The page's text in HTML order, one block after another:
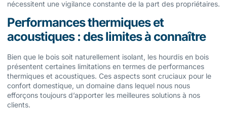
nécessitent une vigilance constante de la part des propriétaires.
Performances thermiques et
acoustiques : des limites à connaître
Bien que le bois soit naturellement isolant, les hourdis en bois
présentent certaines limitations en termes de performances
thermiques et acoustiques. Ces aspects sont cruciaux pour le
confort domestique, un domaine dans lequel nous nous
efforçons toujours d’apporter les meilleures solutions à nos
clients.